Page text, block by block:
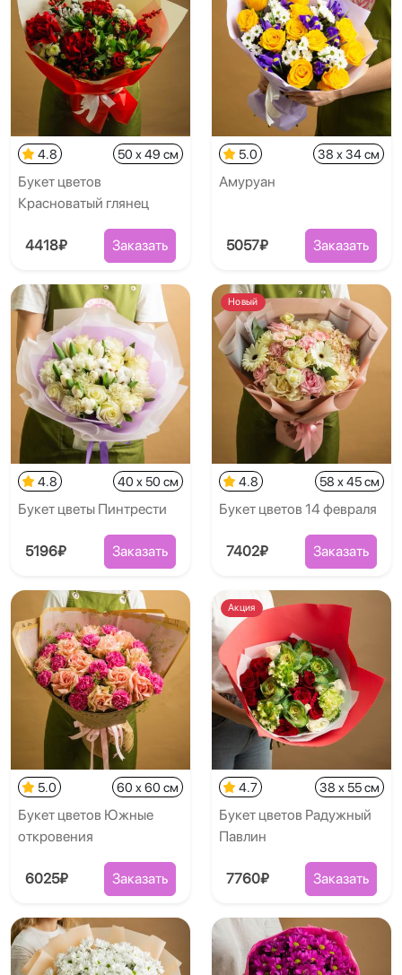
4.8 50 x 49 см
Букет цветов
Красноватый глянец
4418₽ Заказать
5.0 38 x 34 см
Амуруан
5057₽ Заказать
4.8 40 x 50 см
Букет цветы Пинтрести
5196₽ Заказать
Новый
4.8 58 x 45 см
Букет цветов 14 февраля
7402₽ Заказать
5.0 60 x 60 см
Букет цветов Южные
откровения
6025₽ Заказать
Акция
4.7 38 x 55 см
Букет цветов Радужный
Павлин
7760₽ Заказать